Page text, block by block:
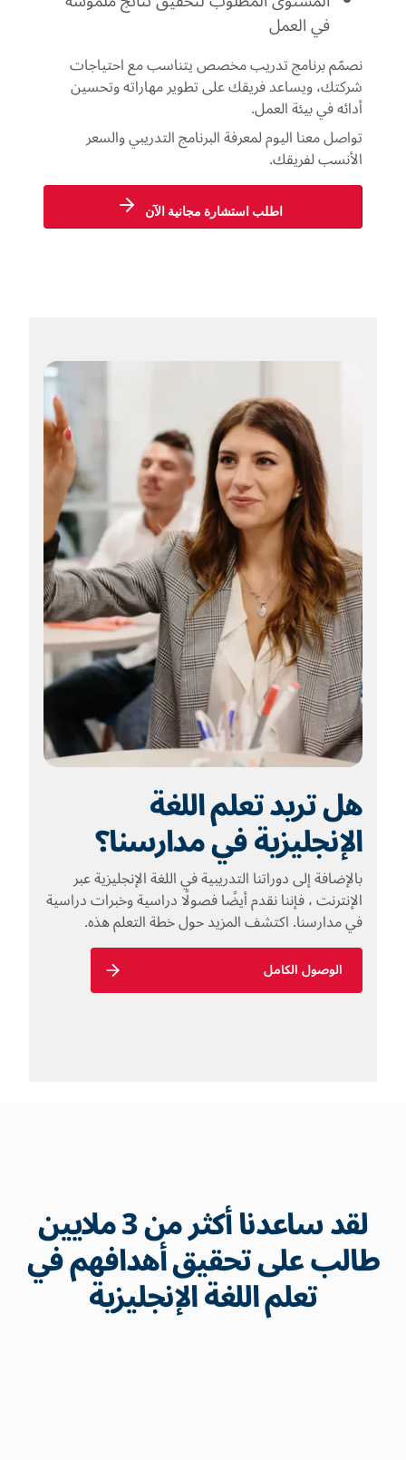
في العمل
نصمّم برنامج تدريب مخصص يتناسب مع احتياجات
شركتك، ويساعد فريقك على تطوير مهاراته وتحسين
أدائه في بيئة العمل.
تواصل معنا اليوم لمعرفة البرنامج التدريبي والسعر
الأنسب لفريقك.
اطلب استشارة مجانية الآن
هل تريد تعلم اللغة
الإنجليزية في مدارسنا؟
بالإضافة إلى دوراتنا التدريبية في اللغة الإنجليزية عبر
الإنترنت ، فإننا نقدم أيضًا فصولًا دراسية وخبرات دراسية
في مدارسنا. اكتشف المزيد حول خطة التعلم هذه.
الوصول الكامل
لقد ساعدنا أكثر من 3 ملايين
طالب على تحقيق أهدافهم في
تعلم اللغة الإنجليزية